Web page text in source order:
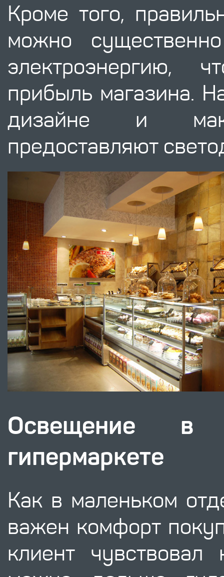
Кроме того,
можно
электроэнергию,
прибыль магазина.
дизайне и
предоставляют
Освещение
гипермаркете
Как в маленьком
важен комфорт
клиент